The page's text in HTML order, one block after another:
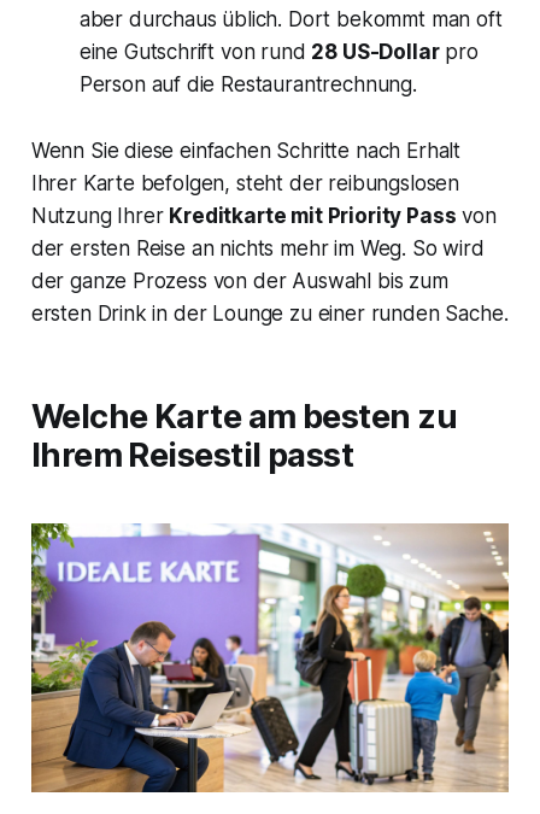
aber durchaus üblich. Dort bekommt man oft
eine Gutschrift von rund 28 US-Dollarpro
Person auf die Restaurantrechnung.
Wenn Sie diese einfachen Schritte nach Erhalt
Ihrer Karte befolgen, steht der reibungslosen
Nutzung Ihrer Kreditkarte mit Priority Pass von
der ersten Reise an nichts mehr im Weg. So wird
der ganze Prozess von der Auswahl bis zum
ersten Drink in der Lounge zu einer runden Sache.
Welche Karte am besten zu
Ihrem Reisestil passt